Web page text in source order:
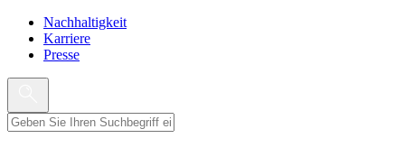
Nachhaltigkeit
Karriere
Presse